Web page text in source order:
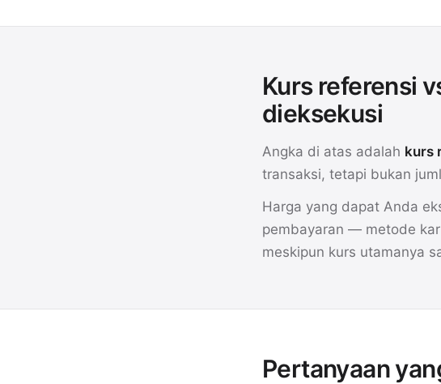
Kurs referensi
dieksekusi
Angka di atas adalah kurs
transaksi, tetapi bukan
Harga yang dapat Anda
pembayaran — metode
meskipun kurs utamanya
Pertanyaan